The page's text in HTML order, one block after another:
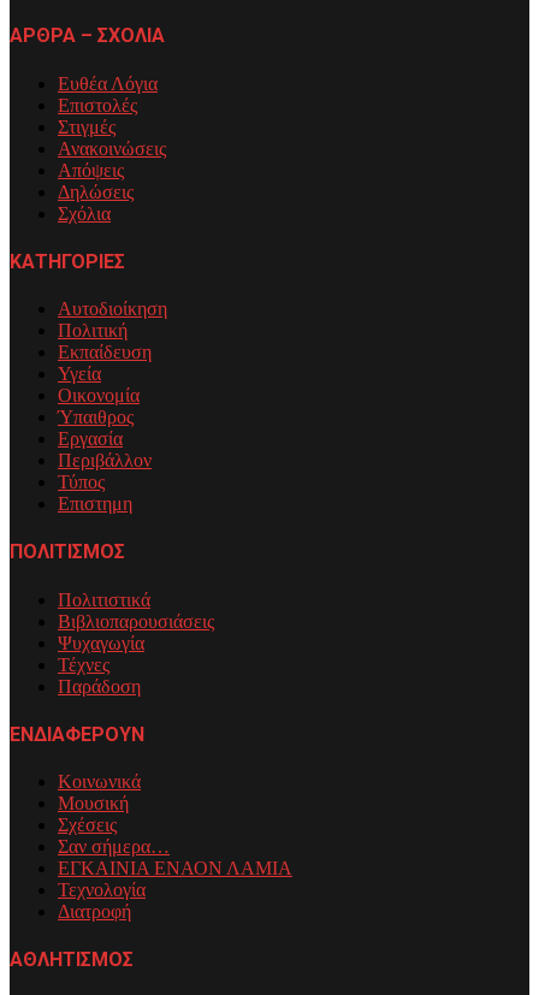
ΑΡΘΡΑ – ΣΧΟΛΙΑ
Ευθέα Λόγια
Επιστολές
Στιγμές
Ανακοινώσεις
Απόψεις
Δηλώσεις
Σχόλια
ΚΑΤΗΓΟΡΙΕΣ
Αυτοδιοίκηση
Πολιτική
Εκπαίδευση
Υγεία
Οικονομία
Ύπαιθρος
Εργασία
Περιβάλλον
Τύπος
Επιστημη
ΠΟΛΙΤΙΣΜΟΣ
Πολιτιστικά
Βιβλιοπαρουσιάσεις
Ψυχαγωγία
Τέχνες
Παράδοση
ΕΝΔΙΑΦΕΡΟΥΝ
Κοινωνικά
Μουσική
Σχέσεις
Σαν σήμερα…
ΕΓΚΑΙΝΙΑ ΕΝΑΟΝ ΛΑΜΙΑ
Τεχνολογία
Διατροφή
ΑΘΛΗΤΙΣΜΟΣ